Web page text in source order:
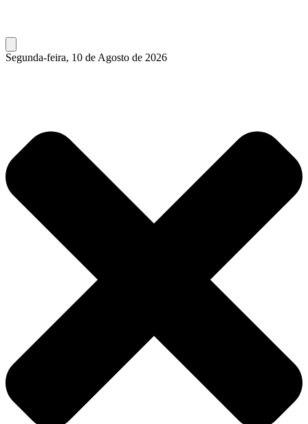
Segunda-feira, 10 de Agosto de 2026